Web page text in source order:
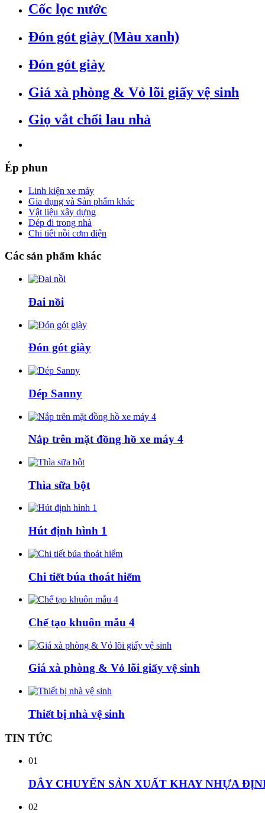
Cốc lọc nước
Đón gót giày (Màu xanh)
Đón gót giày
Giá xà phòng & Vỏ lõi giấy vệ sinh
Giọ vắt chổi lau nhà
Ép phun
Linh kiện xe máy
Gia dụng và Sản phẩm khác
Vật liệu xây dựng
Dép đi trong nhà
Chi tiết nồi cơm điện
Các sản phẩm khác
Đai nồi
Đón gót giày
Dép Sanny
Nắp trên mặt đồng hồ xe máy 4
Thìa sữa bột
Hút định hình 1
Chi tiết búa thoát hiểm
Chế tạo khuôn mẫu 4
Giá xà phòng & Vỏ lõi giấy vệ sinh
Thiết bị nhà vệ sinh
TIN TỨC
01
DÂY CHUYỂN SẢN XUẤT KHAY NHỰA
02